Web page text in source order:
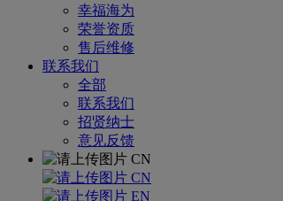
幸福海为
荣誉资质
售后维修
联系我们
全部
联系我们
招贤纳士
意见反馈
CN
CN
EN